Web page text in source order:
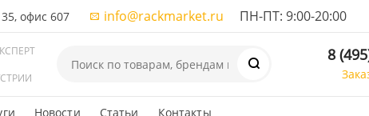
офис 607 info@rackmarket.ru ПН-ПТ: 9:00-20:00
8
Новости Статьи Контакты